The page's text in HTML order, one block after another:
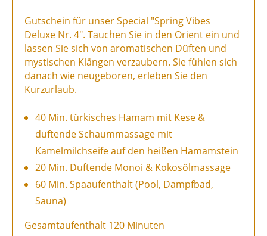
Gutschein für unser Special "Spring Vibes
Deluxe Nr. 4". Tauchen Sie in den Orient ein und
lassen Sie sich von aromatischen Düften und
mystischen Klängen verzaubern. Sie fühlen sich
danach wie neugeboren, erleben Sie den
Kurzurlaub.
40 Min. türkisches Hamam mit Kese &
duftende Schaummassage mit
Kamelmilchseife auf den heißen Hamamstein
20 Min. Duftende Monoi & Kokosölmassage
60 Min. Spaaufenthalt (Pool, Dampfbad,
Sauna)
Gesamtaufenthalt 120 Minuten